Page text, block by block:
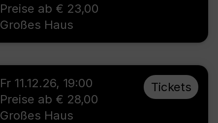
Preise ab € 23,00
Großes Haus
Fr 11.12.26, 19:00
Preise ab € 28,00
Großes Haus
Tickets